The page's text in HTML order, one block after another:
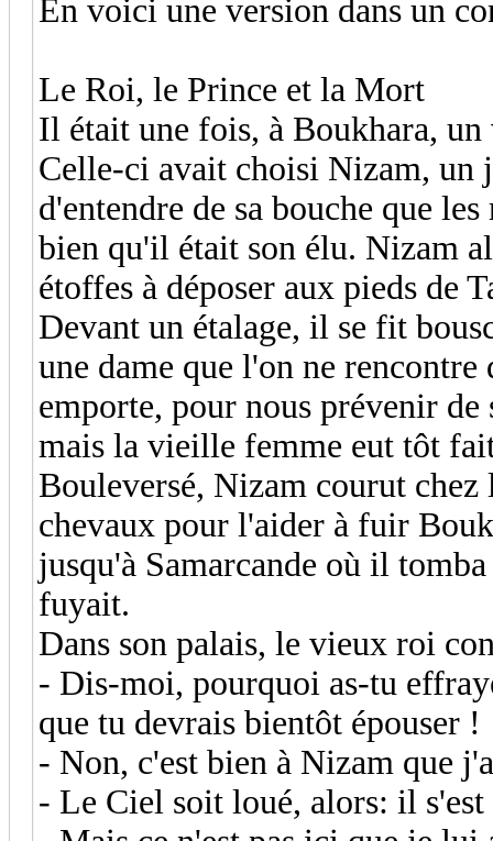
En voici une version dans un
Le Roi, le Prince et la Mort
Il était une fois, à Boukhara,
Celle-ci avait choisi Nizam, un
d'entendre de sa bouche que
bien qu'il était son élu. Nizam
étoffes à déposer aux pieds de
Devant un étalage, il se fit
une dame que l'on ne
emporte, pour nous prévenir
mais la vieille femme eut tôt
Bouleversé, Nizam courut
chevaux pour l'aider à fuir
jusqu'à Samarcande où il
fuyait.
Dans son palais, le vieux roi
- Dis-moi, pourquoi as-tu
que tu devrais bientôt épouser !
- Non, c'est bien à Nizam que
- Le Ciel soit loué, alors: il